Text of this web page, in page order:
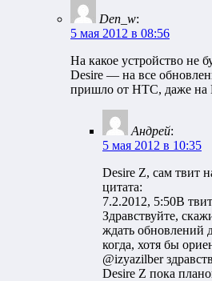
Den_w:
5 мая 2012 в 08:56
На какое устройство не
Desire — на все
пришло от HTC, даже на
Андрей:
5 мая 2012 в 10:35
Desire Z, сам твит
цитата:
7.2.2012, 5:50В
Здравствуйте,
ждать обновлений
когда, хотя бы
@izyazilber
Desire Z пока